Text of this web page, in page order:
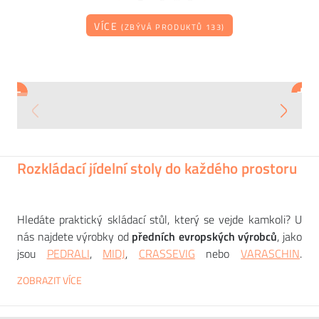
VÍCE (ZBÝVÁ PRODUKTŮ 133)
+
+ +
+
Rozkládací jídelní stoly do každého prostoru
Hledáte praktický skládací stůl, který se vejde kamkoli? U
nás najdete výrobky od předních evropských výrobců, jako
jsou PEDRALI, MIDJ, CRASSEVIG neboVARASCHIN.
Rozkládací jídelní stoly nabízí ideální řešení pro domácnosti,
kterénejsou moc prostorné
ZOBRAZIT VÍCE